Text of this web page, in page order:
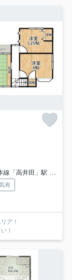
「高井田」駅 徒歩26分
有
ア！
！